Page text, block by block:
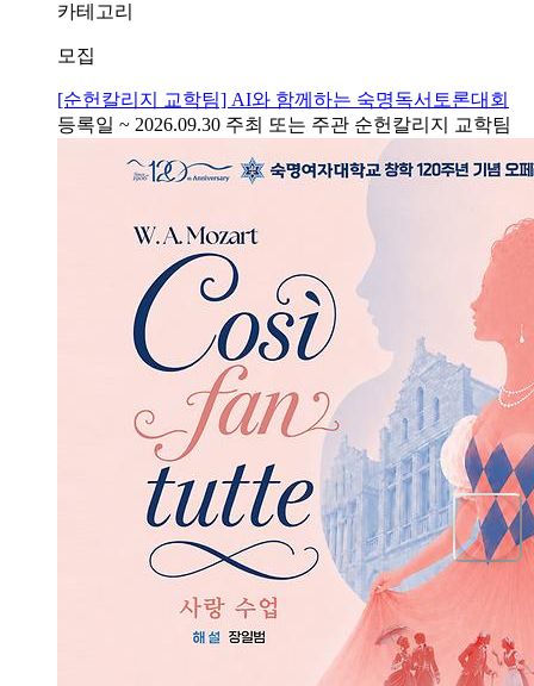
카테고리
모집
[순헌칼리지 교학팀] AI와 함께하는 숙명독서토론대회
등록일 ~ 2026.09.30 주최 또는 주관 순헌칼리지 교학팀